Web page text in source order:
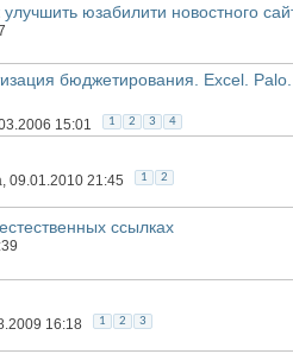
улучшить юзабилити новостного
бюджетирования. Excel.
15:01 1 2 3 4
, 09.01.2010 21:45 1 2
ссылках
16:18 1 2 3